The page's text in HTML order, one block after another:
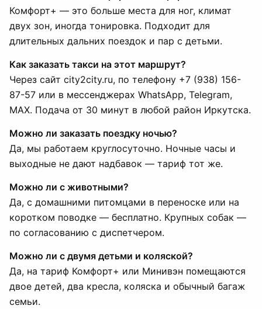
Комфорт+ — это больше места для ног, климат
двух зон, иногда тонировка. Подходит для
длительных дальних поездок и пар с детьми.
Как заказать такси на этот маршрут?
Через сайт city2city.ru, по телефону +7 (938) 156-
87-57 или в мессенджерах WhatsApp, Telegram,
MAX. Подача от 30 минут в любой район Иркутска.
Можно ли заказать поездку ночью?
Да, мы работаем круглосуточно. Ночные часы и
выходные не дают надбавок — тариф тот же.
Можно ли с животными?
Да, с домашними питомцами в переноске или на
коротком поводке — бесплатно. Крупных собак —
по согласованию с диспетчером.
Можно ли с двумя детьми и коляской?
Да, на тариф Комфорт+ или Минивэн помещаются
двое детей, два кресла, коляска и обычный багаж
семьи.